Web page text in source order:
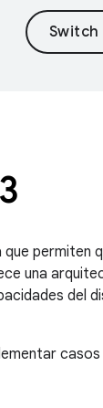
permiten
una
del
casos